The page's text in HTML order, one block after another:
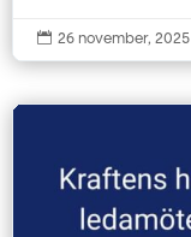
 26 november, 2025